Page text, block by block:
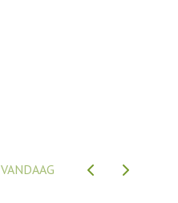
VANDAAG